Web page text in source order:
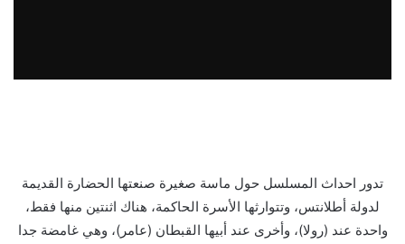
تدور احداث المسلسل حول ماسة صغيرة صنعتها الحضارة القديمة
لدولة أطلانتس، وتتوارثها الأسرة الحاكمة، هناك اثنتين منها فقط،
واحدة عند (رولا)، وأخرى عند أبيها القبطان (عامر)، وهي غامضة جدا